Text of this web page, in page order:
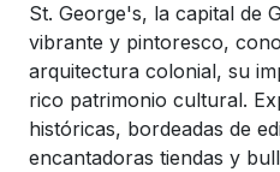
St. George's, la capital de
vibrante y pintoresco,
arquitectura colonial, su
rico patrimonio cultural.
históricas, bordeadas de
encantadoras tiendas y